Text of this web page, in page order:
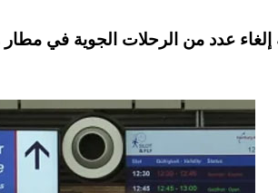
إلغاء عدد من الرحلات الجوية في مطار